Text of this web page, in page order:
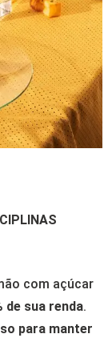
com açúcar
de sua renda.
para manter